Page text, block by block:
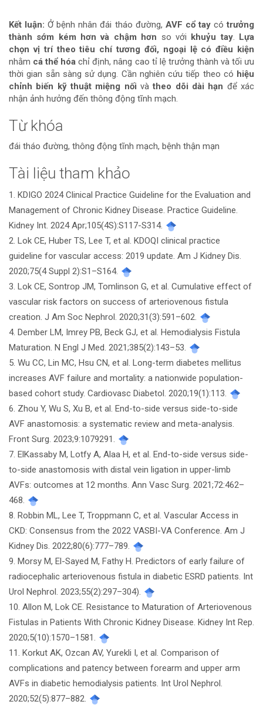
Kết luận: Ở bệnh nhân đái tháo đường, AVF cổ taycótrưởng
thành sớm kém hơn và chậm hơn so với khuỷu tay. Lựa
chọn vị trí theo tiêu chí tương đối, ngoại lệ có điều kiện
nhằm cá thể hóa chỉ định, nâng cao tỉ lệ trưởng thành và tối ưu
thời gian sẵn sàng sử dụng. Cần nghiên cứu tiếp theo có hiệu
chỉnh biến kỹ thuật miệng nối vàtheo dõi dài hạn để xác
nhận ảnh hưởng đến thông động tĩnh mạch.
Từ khóa
đái tháo đường, thông động tĩnh mạch, bệnh thận mạn
Chi
tiết
bài
viết
Tài liệu tham khảo
1. KDIGO 2024 Clinical Practice Guideline for the Evaluation and
Management of Chronic Kidney Disease. Practice Guideline.
Kidney Int. 2024 Apr;105(4S):S117-S314.
2. Lok CE, Huber TS, Lee T, et al. KDOQI clinical practice
guideline for vascular access: 2019 update. Am J Kidney Dis.
2020;75(4 Suppl 2):S1–S164.
3. Lok CE, Sontrop JM, Tomlinson G, et al. Cumulative effect of
vascular risk factors on success of arteriovenous fistula
creation. J Am Soc Nephrol. 2020;31(3):591–602.
4. Dember LM, Imrey PB, Beck GJ, et al. Hemodialysis Fistula
Maturation. N Engl J Med. 2021;385(2):143–53.
5. Wu CC, Lin MC, Hsu CN, et al. Long-term diabetes mellitus
increases AVF failure and mortality: a nationwide population-
based cohort study. Cardiovasc Diabetol. 2020;19(1):113.
6. Zhou Y, Wu S, Xu B, et al. End-to-side versus side-to-side
AVF anastomosis: a systematic review and meta-analysis.
Front Surg. 2023;9:1079291.
7. ElKassaby M, Lotfy A, Alaa H, et al. End-to-side versus side-
to-side anastomosis with distal vein ligation in upper-limb
AVFs: outcomes at 12 months. Ann Vasc Surg. 2021;72:462–
468.
8. Robbin ML, Lee T, Troppmann C, et al. Vascular Access in
CKD: Consensus from the 2022 VASBI-VA Conference. Am J
Kidney Dis. 2022;80(6):777–789.
9. Morsy M, El-Sayed M, Fathy H. Predictors of early failure of
radiocephalic arteriovenous fistula in diabetic ESRD patients. Int
Urol Nephrol. 2023;55(2):297–304).
10. Allon M, Lok CE. Resistance to Maturation of Arteriovenous
Fistulas in Patients With Chronic Kidney Disease. Kidney Int Rep.
2020;5(10):1570–1581.
11. Korkut AK, Ozcan AV, Yurekli I, et al. Comparison of
complications and patency between forearm and upper arm
AVFs in diabetic hemodialysis patients. Int Urol Nephrol.
2020;52(5):877–882.